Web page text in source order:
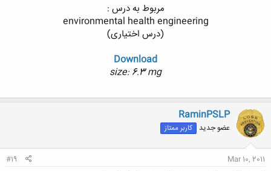
مربوط به درس :
environmental health engineering
(درس اختیاری)
Download
size: 6.3 mg
RaminPSLP
عضو جدید کاربر ممتاز
Mar 10, 2011
#19